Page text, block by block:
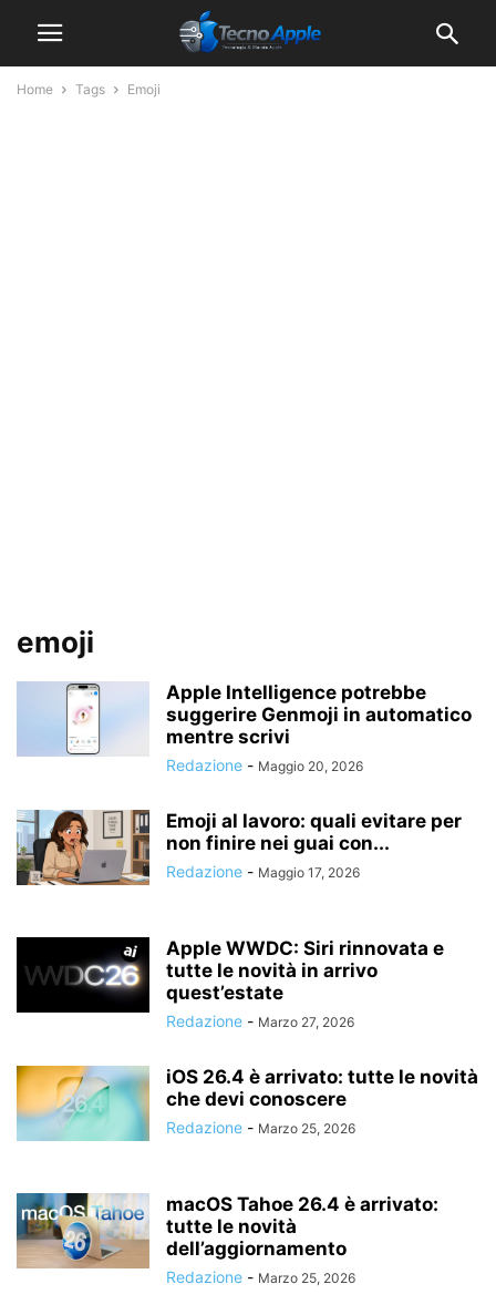
Home Tags Emoji
emoji
Apple Intelligence potrebbe
suggerire Genmoji in automatico
mentre scrivi
Redazione - Maggio 20, 2026
Emoji al lavoro: quali evitare per
non finire nei guai con...
Redazione - Maggio 17, 2026
Apple WWDC: Siri rinnovata e
tutte le novità in arrivo
quest’estate
Redazione - Marzo 27, 2026
iOS 26.4 è arrivato: tutte le novità
che devi conoscere
Redazione - Marzo 25, 2026
macOS Tahoe 26.4 è arrivato:
tutte le novità
dell’aggiornamento
Redazione - Marzo 25, 2026